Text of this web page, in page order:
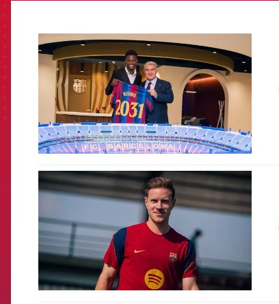
FCB Barcelona badge
FCB Barcelona badge